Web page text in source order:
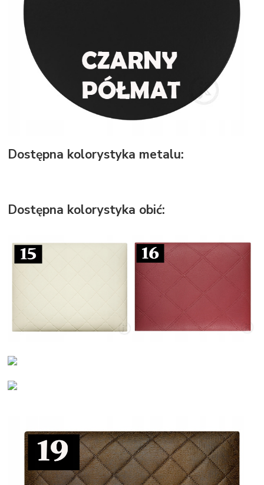
Dostępna kolorystyka metalu:
Dostępna kolorystyka obić: